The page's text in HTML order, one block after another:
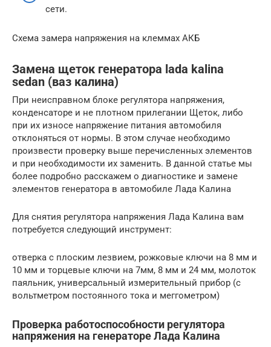
сети.
Схема замера напряжения на клеммах АКБ
Замена щеток генератора lada kalina
sedan (ваз калина)
При неисправном блоке регулятора напряжения,
конденсаторе и не плотном прилегании Щеток, либо
при их износе напряжение питания автомобиля
отклоняться от нормы. В этом случае необходимо
произвести проверку выше перечисленных элементов
и при необходимости их заменить. В данной статье мы
более подробно расскажем о диагностике и замене
элементов генератора в автомобиле Лада Калина
Для снятия регулятора напряжения Лада Калина вам
потребуется следующий инструмент:
отверка с плоским лезвием, рожковые ключи на 8 мм и
10 мм и торцевые ключи на 7мм, 8 мм и 24 мм, молоток
паяльник, универсальный измерительный прибор (с
вольтметром постоянного тока и меггометром)
Проверка работоспособности регулятора
напряжения на генераторе Лада Калина